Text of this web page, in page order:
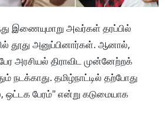
இணையுமாறு அவர்கள் தரப்பில்
தூது அனுப்பினார்கள். ஆனால்,
அரசியல் திராவிட முன்னேற்றக்
நடக்காது. தமிழ்நாட்டில் தற்போது
ஒட்டக பேரம்" என்று கடுமையாக